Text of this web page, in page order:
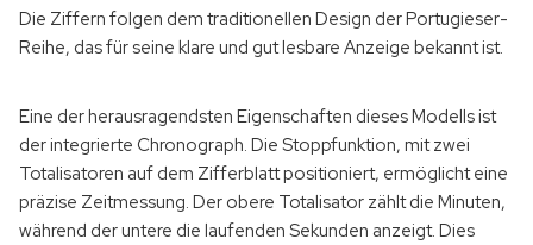
Die Ziffern folgen dem traditionellen Design der Portugieser-
Reihe, das für seine klare und gut lesbare Anzeige bekannt ist.
Eine der herausragendsten Eigenschaften dieses Modells ist
der integrierte Chronograph. Die Stoppfunktion, mit zwei
Totalisatoren auf dem Zifferblatt positioniert, ermöglicht eine
präzise Zeitmessung. Der obere Totalisator zählt die Minuten,
während der untere die laufenden Sekunden anzeigt. Dies